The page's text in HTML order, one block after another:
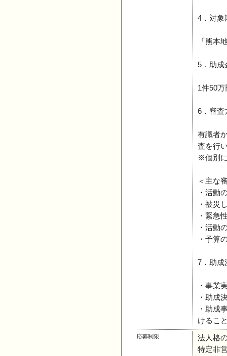
4．対象
「熊本
5．助成
1件50
6．審査
有識者
査を行
※個別
＜主な
・活動
・被災
・緊急
・活動
・予算
7．助成
・事業
・助成
・助成
けるこ
応募制限
法人格
特定非